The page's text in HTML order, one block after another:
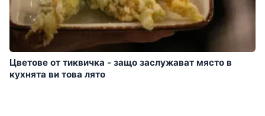
Цветове от тиквичка - защо заслужават място в
кухнята ви това лято